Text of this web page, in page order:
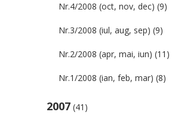
Nr.4/2008 (oct, nov, dec) (9)
Nr.3/2008 (iul, aug, sep) (9)
Nr.2/2008 (apr, mai, iun) (11)
Nr.1/2008 (ian, feb, mar) (8)
2007 (41)